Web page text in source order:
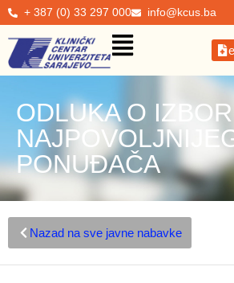
+ 387 (0) 33 297 000 info@kcus.ba
ODLUKA O
PONUĐAČA
Nazad na sve javne nabavke